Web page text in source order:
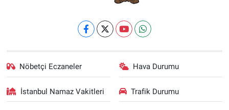
Nöbetçi Eczaneler Hava Durumu
İstanbul Namaz Vakitleri Trafik Durumu